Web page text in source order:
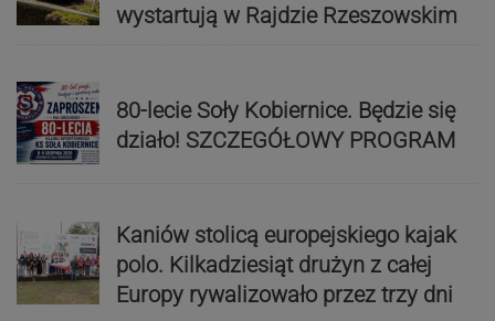
wystartują w Rajdzie Rzeszowskim
80-lecie Soły Kobiernice. Będzie się
działo! SZCZEGÓŁOWY PROGRAM
Kaniów stolicą europejskiego kajak
polo. Kilkadziesiąt drużyn z całej
Europy rywalizowało przez trzy dni